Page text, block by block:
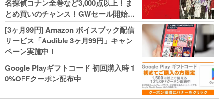
名探偵コナン全巻など3,000点以上！ま
とめ買いのチャンス！GWセール開始！
人気コミック多数 カドカワ祭やIT関連本
がセールに！
[3ヶ月99円] Amazon ボイスブック配信
サービス「Audible 3ヶ月99円」キャン
ペーン実施中！
Google Playギフトコード 初回購入時 1
0%OFFクーポン配布中